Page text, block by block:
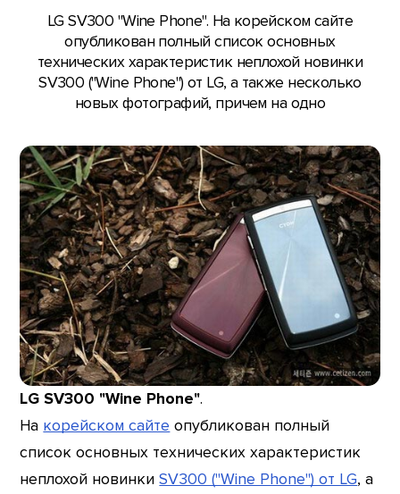
LG SV300 "Wine Phone". На корейском сайте
опубликован полный список основных
технических характеристик неплохой новинки
SV300 ("Wine Phone") от LG, а также несколько
новых фотографий, причем на одно
LG SV300 "Wine Phone".
На корейском сайте опубликован полный
список основных технических характеристик
неплохой новинкиSV300 ("Wine Phone") от LG, а